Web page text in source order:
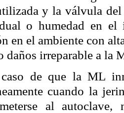
y la válvula
o humedad en
en el ambiente con
daños irreparable a la
de que la ML
cuando la
al